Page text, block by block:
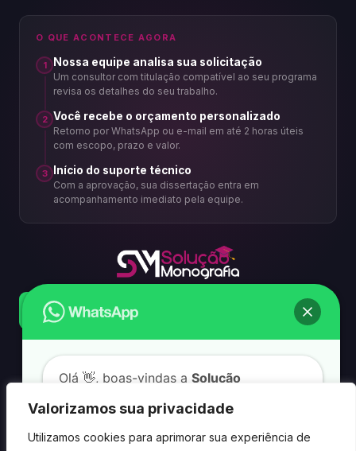
Valorizamos sua privacidade
Utilizamos cookies para aprimorar sua experiência de
O QUE ACONTECE AGORA
1 Nossa equipe analisa sua solicitação
Um consultor com titulação compatível ao seu programa
revisa os detalhes do seu trabalho.
2 Você recebe o orçamento personalizado
Retorno por WhatsApp ou e-mail em até 2 horas úteis
com escopo, prazo e valor.
3 Início do suporte técnico
Com a aprovação, sua dissertação entra em
acompanhamento imediato pela equipe.
Confirmar pelo WhatsApp
possível
Olá 👋, boas-vindas a Solução
Monografia